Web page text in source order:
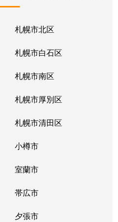
札幌市北区
札幌市白石区
札幌市南区
札幌市厚別区
札幌市清田区
小樽市
室蘭市
帯広市
夕張市